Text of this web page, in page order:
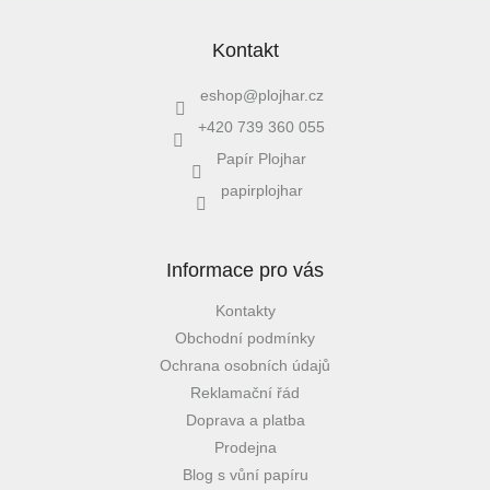
Kontakt
eshop@plojhar.cz
+420 739 360 055
Papír Plojhar
papirplojhar
Informace pro vás
Kontakty
Obchodní podmínky
Ochrana osobních údajů
Reklamační řád
Doprava a platba
Prodejna
Blog s vůní papíru